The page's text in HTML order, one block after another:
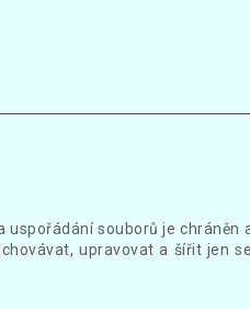
souborů je
upravovat a šířit jen